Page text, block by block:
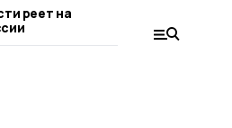
реет на
ГТО